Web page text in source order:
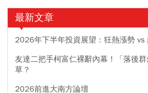
最新文章
2026年下半年投資展望：狂熱漲勢 vs
友達二把手柯富仁裸辭內幕！「落後
草？
2026前進大南方論壇